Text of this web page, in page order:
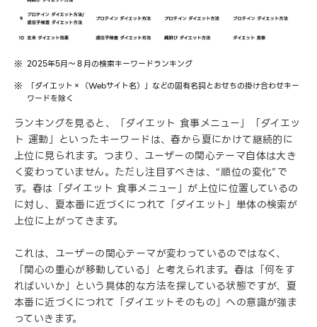
2025年5月～８月の検索キーワードランキング
「ダイエット×（Webサイト名）」などの固有名詞とおせちの掛け合わせキー
ワードを除く
ランキングを見ると、「ダイエット 食事メニュー」「ダイエッ
ト 運動」といったキーワードは、春から夏にかけて継続的に
上位に見られます。つまり、ユーザーの関心テーマ自体は大き
く変わっていません。ただし注目すべきは、“順位の変化”で
す。春は「ダイエット 食事メニュー」が上位に位置しているの
に対し、夏本番に近づくにつれて「ダイエット」単体の検索が
上位に上がってきます。
これは、ユーザーの関心テーマが変わっているのではなく、
「関心の重心が移動している」と考えられます。春は「何をす
ればいいか」という具体的な方法を探している状態ですが、夏
本番に近づくにつれて「ダイエットそのもの」への意識が強ま
っていきます。